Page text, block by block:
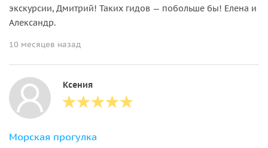
экскурсии, Дмитрий! Таких гидов — побольше бы! Елена и
Александр.
10 месяцев назад
Ксения
Морская прогулка